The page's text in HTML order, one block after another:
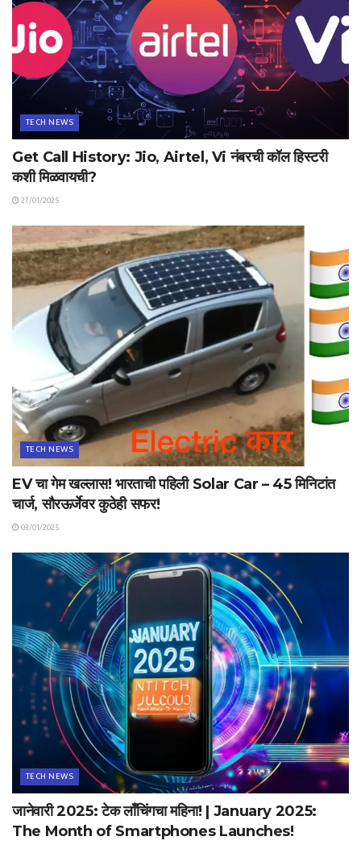
TECH NEWS
Get Call History: Jio, Airtel, Vi नंबरची कॉल हिस्टरी
कशी मिळवायची?
27/01/2025
TECH NEWS
EV चा गेम खल्लास! भारताची पहिली Solar Car – 45 मिनिटांत
चार्ज, सौरऊर्जेवर कुठेही सफर!
03/01/2025
TECH NEWS
जानेवारी 2025: टेक लाँचिंगचा महिना! | January 2025:
The Month of Smartphones Launches!